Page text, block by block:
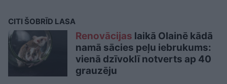
CITI ŠOBRĪD LASA
Renovācijas laikā Olainē kādā
namā sācies peļu iebrukums:
vienā dzīvoklī notverts ap 40
grauzēju